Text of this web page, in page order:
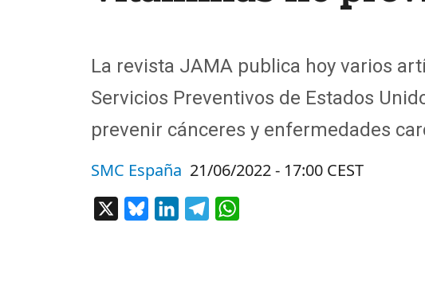
La revista JAMA publica hoy varios
Servicios Preventivos de Estados
prevenir cánceres y enfermedades
SMC España 21/06/2022 - 17:00 CEST
BlueskyLinkedInTelegram